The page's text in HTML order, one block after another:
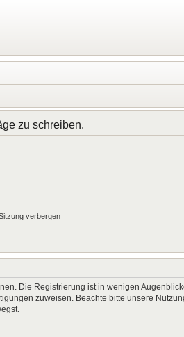
zu schreiben.
verbergen
Die Registrierung ist in wenigen
zuweisen. Beachte bitte unsere